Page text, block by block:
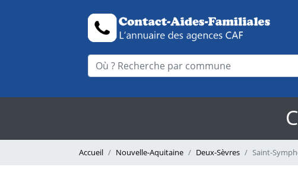
Accueil Nouvelle-Aquitaine Deux-Sèvres Saint-